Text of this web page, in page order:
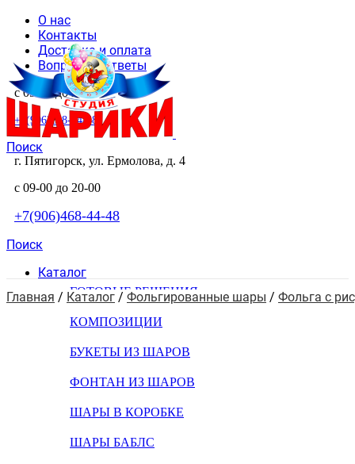
О нас
Контакты
Доставка и оплата
Вопросы и ответы
с 09-00 до 20-00
+7(906)468-44-48
Поиск
г. Пятигорск, ул. Ермолова, д. 4
с 09-00 до 20-00
+7(906)468-44-48
Поиск
Каталог
ГОТОВЫЕ РЕШЕНИЯ
КОМПОЗИЦИИ
БУКЕТЫ ИЗ ШАРОВ
ФОНТАН ИЗ ШАРОВ
ШАРЫ В КОРОБКЕ
ШАРЫ БАБЛС
Главная / Каталог / Фольгированные шары / Фольга с